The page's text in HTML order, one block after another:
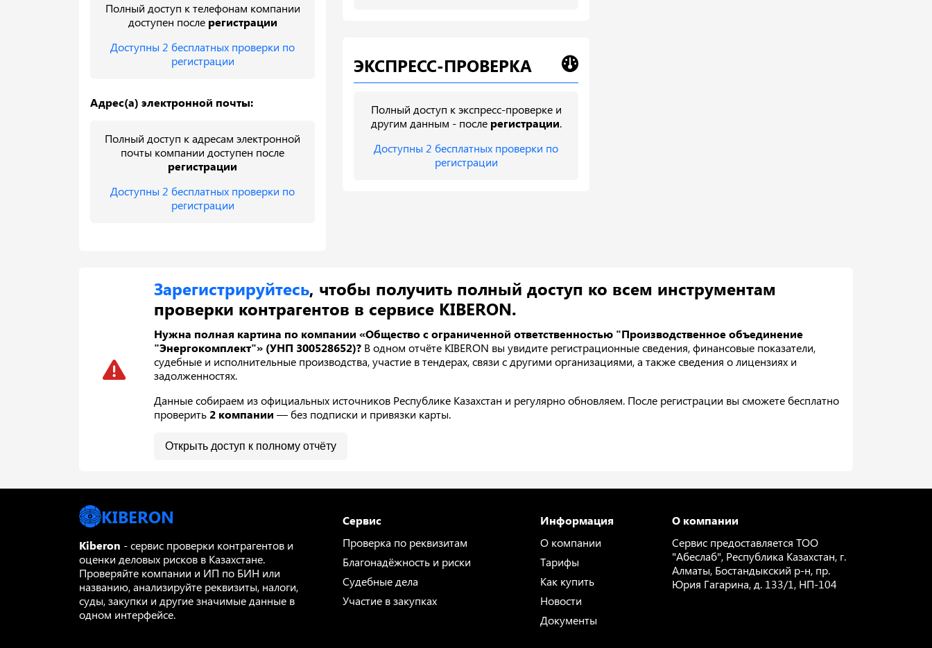
Полный доступ к телефонам компании
доступен после регистрации
Доступны 2 бесплатных проверки по
регистрации
Адрес(а) электронной почты:
Полный доступ к адресам электронной
почты компании доступен после
регистрации
Доступны 2 бесплатных проверки по
регистрации
ЭКСПРЕСС-ПРОВЕРКА
Полный доступ к экспресс-проверке и
другим данным - после регистрации.
Доступны 2 бесплатных проверки по
регистрации
Зарегистрируйтесь, чтобы получить полный доступ ко всем инструментам
проверки контрагентов в сервисе KIBERON.
Нужна полная картина по компании «Общество с ограниченной ответственностью "Производственное объединение
"Энергокомплект"» (УНП 300528652)? В одном отчёте KIBERON вы увидите регистрационные сведения, финансовые показатели,
судебные и исполнительные производства, участие в тендерах, связи с другими организациями, а также сведения о лицензиях и
задолженностях.
Данные собираем из официальных источников Республике Казахстан и регулярно обновляем. После регистрации вы сможете бесплатно
проверить2 компании — без подписки и привязки карты.
Открыть доступ к полному отчёту
KIBERON
Kiberon - сервис проверки контрагентов и
оценки деловых рисков в Казахстане.
Проверяйте компании и ИП по БИН или
названию, анализируйте реквизиты, налоги,
суды, закупки и другие значимые данные в
одном интерфейсе.
Сервис
Проверка по реквизитам
Благонадёжность и риски
Судебные дела
Участие в закупках
Информация
О компании
Тарифы
Как купить
Новости
Документы
О компании
Сервис предоставляется ТОО
"Абеслаб", Республика Казахстан, г.
Алматы, Бостандыкский р-н, пр.
Юрия Гагарина, д. 133/1, НП-104